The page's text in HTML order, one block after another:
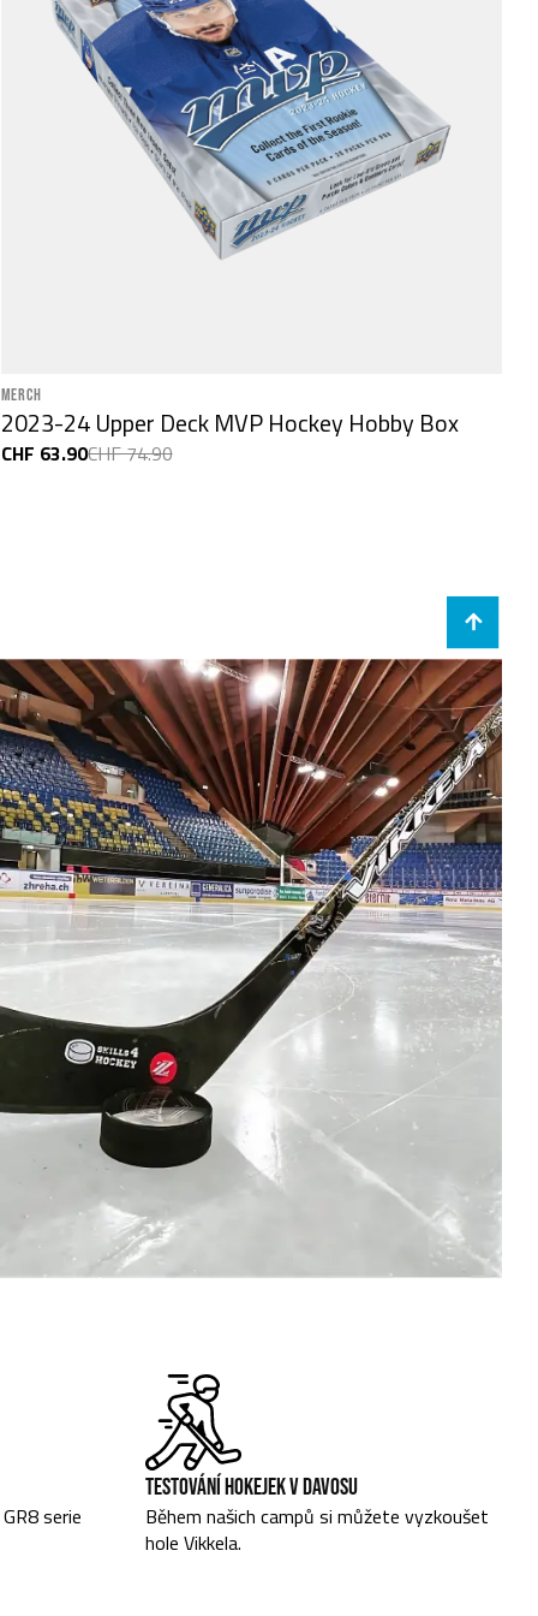
MERCH
2023-24 Upper Deck MVP Hockey Hobby Box
CHF 63.90CHF 74.90
serie
TESTOVÁNÍ HOKEJEK V DAVOSU
Během našich campů si můžete vyzkoušet
hole Vikkela.